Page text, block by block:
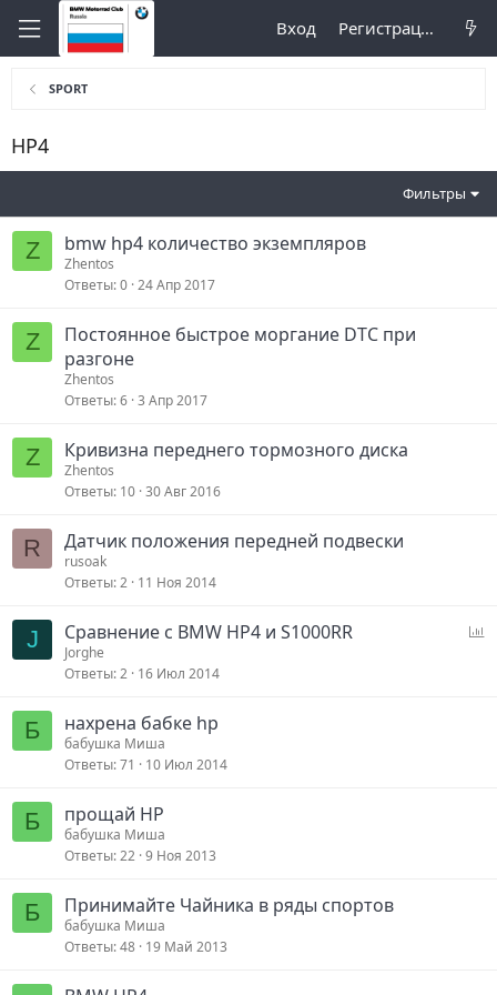
Вход Регистрация
SPORT
HP4
Фильтры
Z bmw hp4 количество экземпляров
Zhentos
Ответы 0 24 Апр 2017
Z
Постоянное быстрое моргание DTC при
разгоне
Zhentos
Ответы 6 3 Апр 2017
Z Кривизна переднего тормозного диска
Zhentos
Ответы 10 30 Авг 2016
R Датчик положения передней подвески
rusoak
Ответы 2 11 Ноя 2014
J Сравнение с BMW HP4 и S1000RR
Jorghe
Ответы 2 16 Июл 2014
Б нахрена бабке hp
бабушка Миша
Ответы 71 10 Июл 2014
Б прощай HP
бабушка Миша
Ответы 22 9 Ноя 2013
Б Принимайте Чайника в ряды спортов
бабушка Миша
Ответы 48 19 Май 2013